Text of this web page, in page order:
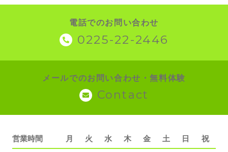
電話でのお問い合わせ
0225-22-2446
メールでのお問い合わせ・無料体験
Contact
営業時間 月 火 水 木 金 土 日 祝